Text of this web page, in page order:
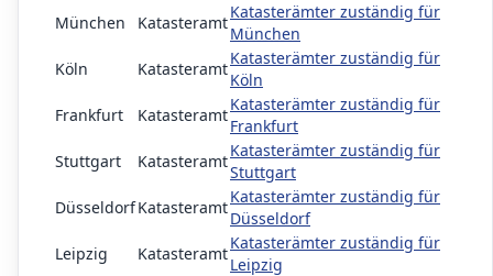
München
Katasteramt
Katasterämter zuständig für
München
Köln
Katasteramt
Katasterämter zuständig für
Köln
Frankfurt
Katasteramt
Katasterämter zuständig für
Frankfurt
Stuttgart
Katasteramt
Katasterämter zuständig für
Stuttgart
DüsseldorfKatasteramt
Katasterämter zuständig für
Düsseldorf
Leipzig
Katasteramt
Katasterämter zuständig für
Leipzig